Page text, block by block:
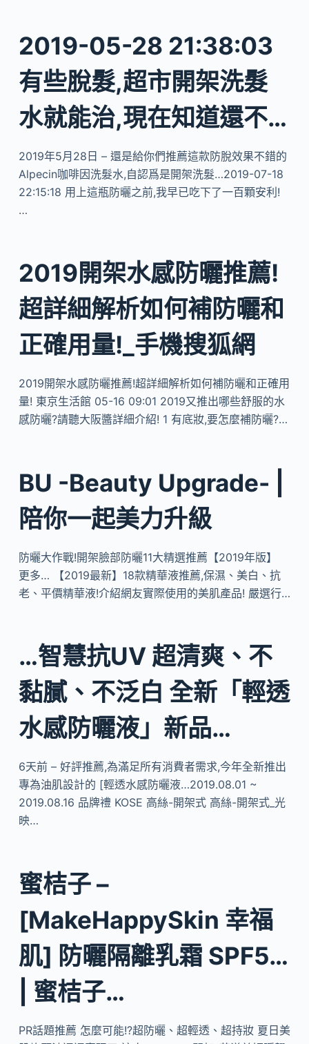
2019-05-28 21:38:03
有些脫髮,超市開架洗髮
水就能治,現在知道還不…
2019年5月28日 – 還是給你們推薦這款防脫效果不錯的
Alpecin咖啡因洗髮水,自認爲是開架洗髮…2019-07-18
22:15:18 用上這瓶防曬之前,我早已吃下了一百顆安利!
…
2019開架水感防曬推薦!
超詳細解析如何補防曬和
正確用量!_手機搜狐網
2019開架水感防曬推薦!超詳細解析如何補防曬和正確用
量! 東京生活館 05-16 09:01 2019又推出哪些舒服的水
感防曬?請聽大阪醬詳細介紹! 1 有底妝,要怎麼補防曬?…
BU -Beauty Upgrade- |
陪你一起美力升級
防曬大作戰!開架臉部防曬11大精選推薦【2019年版】
更多… 【2019最新】18款精華液推薦,保濕、美白、抗
老、平價精華液!介紹網友實際使用的美肌產品! 嚴選行…
…智慧抗UV 超清爽、不
黏膩、不泛白 全新「輕透
水感防曬液」新品…
6天前 – 好評推薦,為滿足所有消費者需求,今年全新推出
專為油肌設計的 [輕透水感防曬液…2019.08.01 ~
2019.08.16 品牌禮 KOSE 高絲-開架式 高絲-開架式_光
映…
蜜桔子 –
[MakeHappySkin 幸福
肌] 防曬隔離乳霜 SPF5…
| 蜜桔子…
PR話題推薦 怎麼可能!?超防曬、超輕透、超持妝 夏日美